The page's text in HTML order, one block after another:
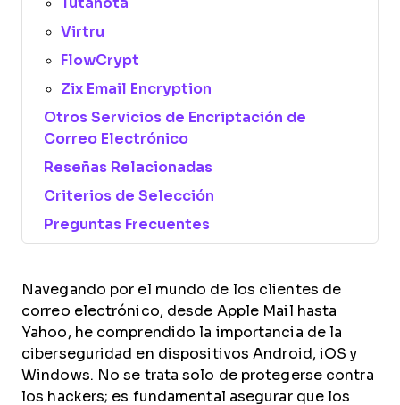
Tutanota
Virtru
FlowCrypt
Zix Email Encryption
Otros Servicios de Encriptación de
Correo Electrónico
Reseñas Relacionadas
Criterios de Selección
Preguntas Frecuentes
Navegando por el mundo de los clientes de
correo electrónico, desde Apple Mail hasta
Yahoo, he comprendido la importancia de la
ciberseguridad en dispositivos Android, iOS y
Windows. No se trata solo de protegerse contra
los hackers; es fundamental asegurar que los